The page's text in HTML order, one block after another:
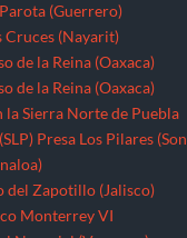
(Guerrero)
Cruces (Nayarit)
de la Reina (Oaxaca)
de la Reina (Oaxaca)
Sierra Norte de Puebla
Presa Los Pilares
del Zapotillo (Jalisco)
Monterrey VI